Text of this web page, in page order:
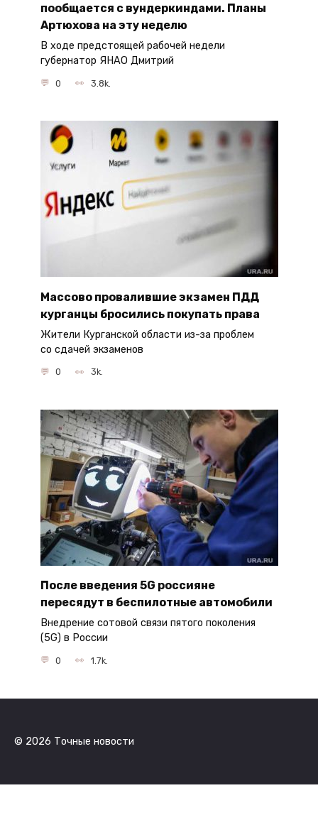
пообщается с вундеркиндами. Планы
Артюхова на эту неделю
В ходе предстоящей рабочей недели
губернатор ЯНАО Дмитрий
0 3.8k.
Массово провалившие экзамен ПДД
курганцы бросились покупать права
Жители Курганской области из-за проблем
со сдачей экзаменов
0 3k.
После введения 5G россияне
пересядут в беспилотные автомобили
Внедрение сотовой связи пятого поколения
(5G) в России
0 1.7k.
© 2026 Точные новости